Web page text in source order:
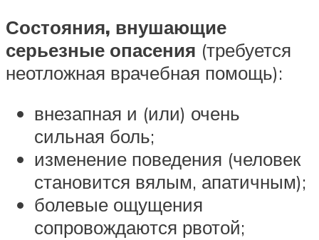
Состояния, внушающие
серьезные опасения (требуется
неотложная врачебная помощь):
внезапная и (или) очень
сильная боль;
изменение поведения (человек
становится вялым, апатичным);
болевые ощущения
сопровождаются рвотой;